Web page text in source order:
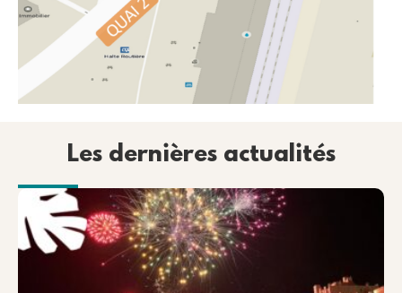
Les dernières actualités